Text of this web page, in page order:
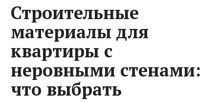
Строительные
материалы для
квартиры с
неровными стенами:
что выбрать